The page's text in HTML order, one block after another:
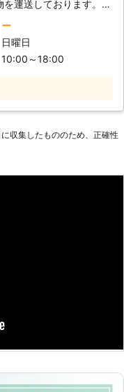
怪我や腰を傷めるダメ
お部屋の家具移動をご依
ひとりでは重くて大変な
人なら楽々作業すること
でなく組立もお任せ！
ます。最近では自分で組
暮らしやす
。模様替えで家具移動が
アにお任せください。
を運送しております。そ
おりますので、お困りご
にお任せください。お客
部屋に一切傷をつけぬよ
安心ください。 【家
ったご相談をいただくこ
いった場合は原因を把
協のない作業を徹底して
は確かな技術力をご提供
ー
日曜日
10:00～18:00
収集したもののため、正確性